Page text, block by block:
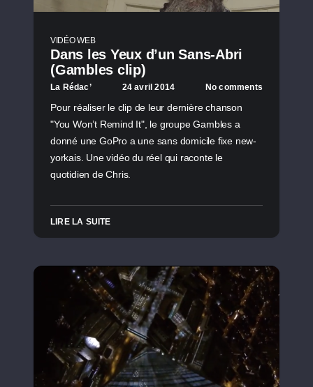
VIDÉO WEB
Dans les Yeux d’un Sans-Abri
(Gambles clip)
La Rédac’ 24 avril 2014 No comments
Pour réaliser le clip de leur dernière chanson
"You Won’t Remind It", le groupe Gambles a
donné une GoPro a une sans domicile fixe new-
yorkais. Une vidéo du réel qui raconte le
quotidien de Chris.
LIRE LA SUITE